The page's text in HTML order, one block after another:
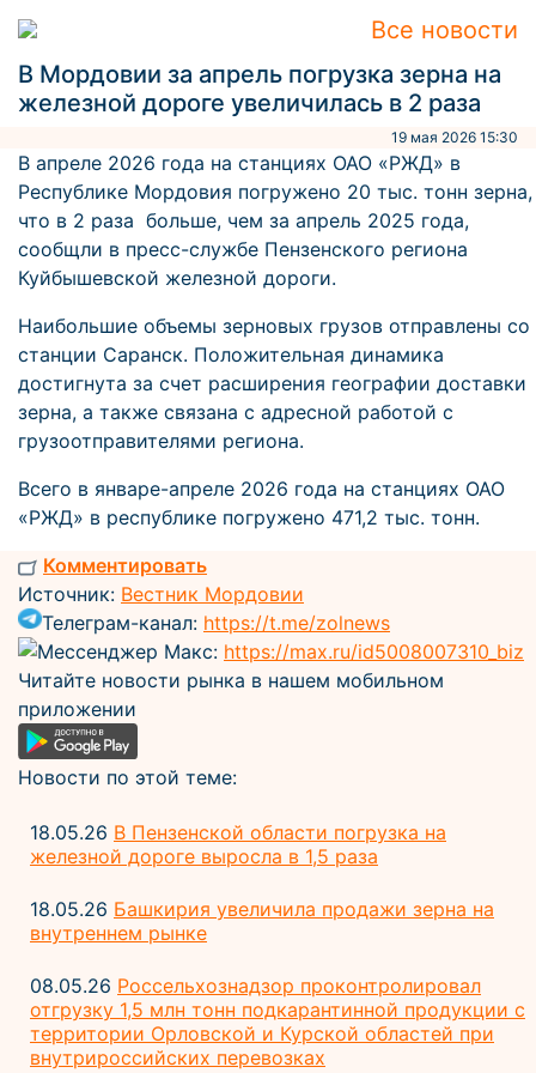
Все новости
В Мордовии за апрель погрузка зерна на
железной дороге увеличилась в 2 раза
19 мая 2026 15:30
В апреле 2026 года на станциях ОАО «РЖД» в
Республике Мордовия погружено 20 тыс. тонн зерна,
что в 2 раза больше, чем за апрель 2025 года,
сообщли в пресс-службе Пензенского региона
Куйбышевской железной дороги.
Наибольшие объемы зерновых грузов отправлены со
станции Саранск. Положительная динамика
достигнута за счет расширения географии доставки
зерна, а также связана с адресной работой с
грузоотправителями региона.
Всего в январе-апреле 2026 года на станциях ОАО
«РЖД» в республике погружено 471,2 тыс. тонн.
Комментировать
Источник: Вестник Мордовии
Телеграм-канал: https://t.me/zolnews
Мессенджер Макс: https://max.ru/id5008007310_biz
Читайте новости рынка в нашем мобильном
приложении
Новости по этой теме:
18.05.26 В Пензенской области погрузка на
железной дороге выросла в 1,5 раза
18.05.26 Башкирия увеличила продажи зерна на
внутреннем рынке
08.05.26 Россельхознадзор проконтролировал
отгрузку 1,5 млн тонн подкарантинной продукции с
территории Орловской и Курской областей при
внутрироссийских перевозках